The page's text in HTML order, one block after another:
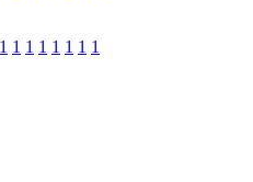
1 1 1 1 1 1 1 1